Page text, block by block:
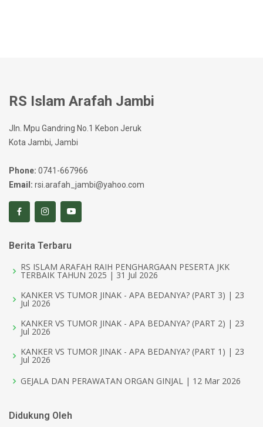
RS Islam Arafah Jambi
Jln. Mpu Gandring No.1 Kebon Jeruk
Kota Jambi, Jambi
Phone: 0741-667966
Email: rsi.arafah_jambi@yahoo.com
Berita Terbaru
RS ISLAM ARAFAH RAIH PENGHARGAAN PESERTA JKK
TERBAIK TAHUN 2025 | 31 Jul 2026
KANKER VS TUMOR JINAK - APA BEDANYA? (PART 3) | 23
Jul 2026
KANKER VS TUMOR JINAK - APA BEDANYA? (PART 2) | 23
Jul 2026
KANKER VS TUMOR JINAK - APA BEDANYA? (PART 1) | 23
Jul 2026
GEJALA DAN PERAWATAN ORGAN GINJAL | 12 Mar 2026
Didukung Oleh